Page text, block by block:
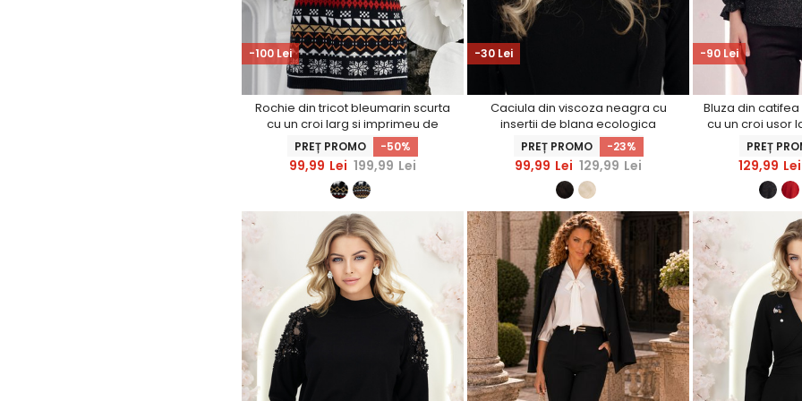
-100 Lei
Rochie din tricot bleumarin scurta
cu un croi larg si imprimeu de
Craciun
PREȚ PROMO -50%
99,99 Lei 199,99 Lei
-30 Lei
Caciula din viscoza neagra cu
insertii de blana ecologica
PREȚ PROMO -23%
99,99 Lei 129,99 Lei
-90 Lei
Bluza din
cu un croi usor
maneca
PREȚ
129,99 Lei